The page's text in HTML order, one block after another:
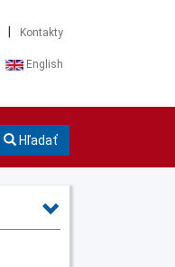
Kontakty
English
Hľadať